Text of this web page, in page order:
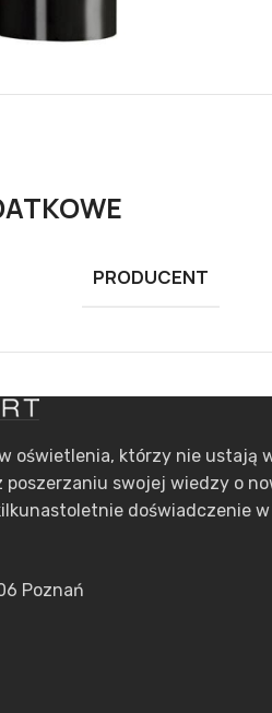
PRODUCENT
oświetlenia, którzy nie ustają
swojej wiedzy o
doświadczenie
Poznań